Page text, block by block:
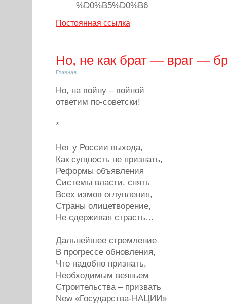
%D0%B5%D0%B6
Постоянная ссылка
Но, не как брат — враг —
Главная
Но, на войну – войной
ответим по-советски!
*
Нет у России выхода,
Как сущность не признать,
Реформы объявления
Системы власти, снять
Всех измов оглупления,
Страны олицетворение,
Не сдерживая страсть…
Дальнейшее стремление
В прогрессе обновления,
Что надобно признать,
Необходимым веяньем
Строительства – призвать
New «Государства-НАЦИИ»